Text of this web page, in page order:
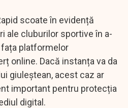
scoate în evidență
ale cluburilor sportive în a-
platformelor
online. Dacă instanța va da
giuleștean, acest caz ar
important pentru protecția
digital.